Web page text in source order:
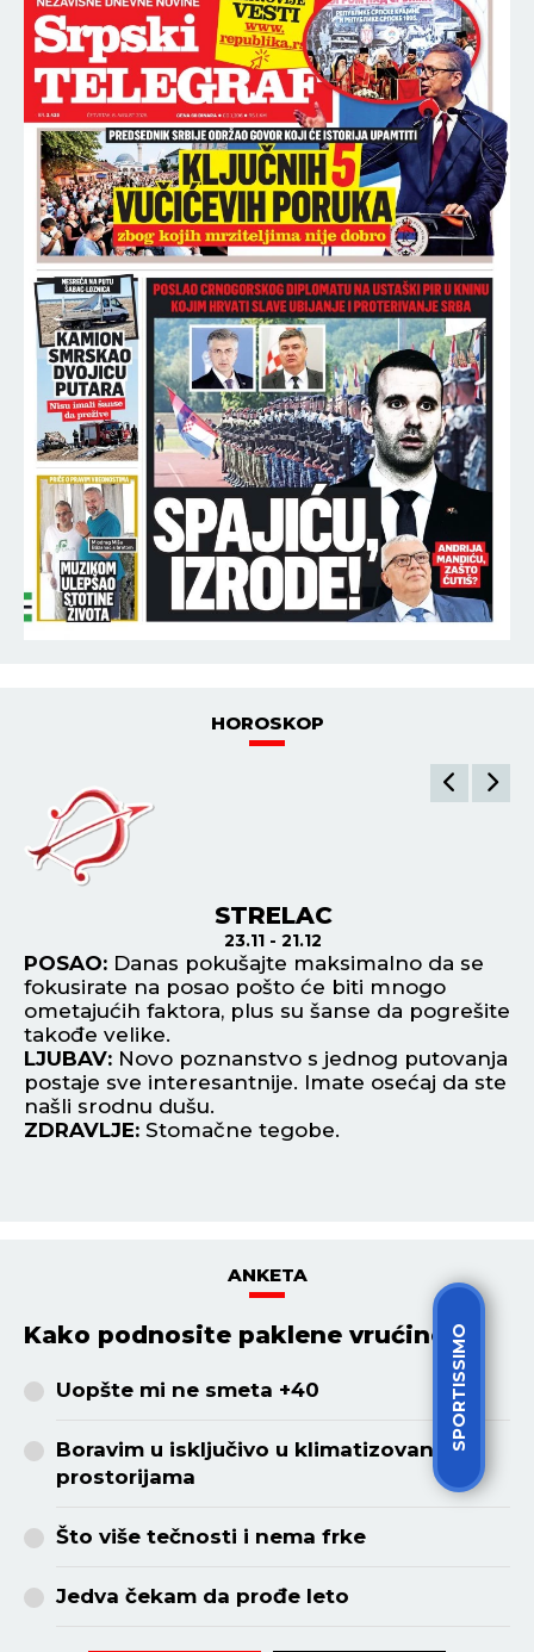
SPORTISSIMO
HOROSKOP
STRELAC
23.11 - 21.12
POSAO: Danas pokušajte maksimalno da se
fokusirate na posao pošto će biti mnogo
ometajućih faktora, plus su šanse da pogrešite
takođe velike.
LJUBAV: Novo poznanstvo s jednog putovanja
postaje sve interesantnije. Imate osećaj da ste
našli srodnu dušu.
ZDRAVLJE: Stomačne tegobe.
ANKETA
Kako podnosite paklene vrućine?
Uopšte mi ne smeta +40
Boravim u isključivo u klimatizovanim
prostorijama
Što više tečnosti i nema frke
Jedva čekam da prođe leto